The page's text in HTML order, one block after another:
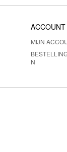
ACCOUNT
MIJN
N